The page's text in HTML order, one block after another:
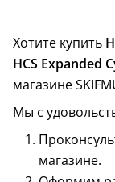
Хотите купить
HCS Expanded
магазине
Мы с
магазине.